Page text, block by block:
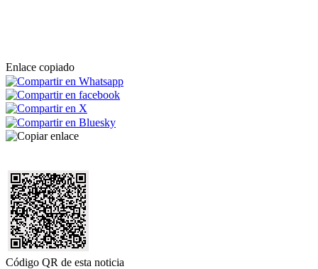
Enlace copiado
Código QR de esta noticia